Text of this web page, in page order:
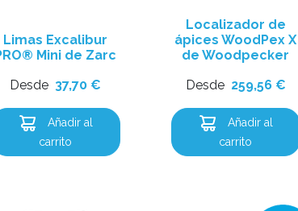
Limas Excalibur
Mini de Zarc
Desde 37,70 €
Añadir al
carrito
Localizador de
ápices WoodPex X
de Woodpecker
Desde 259,56€
Añadir al
carrito